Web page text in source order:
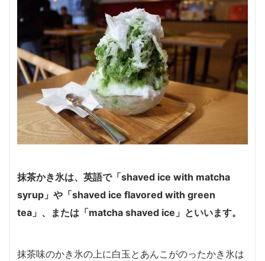
抹茶かき氷は、英語で「shaved ice with matcha
syrup」 や 「shaved ice flavored with green
tea」 、または 「matcha shaved ice」 といいます。
抹茶味のかき氷の上に白玉とあんこがのったかき氷は